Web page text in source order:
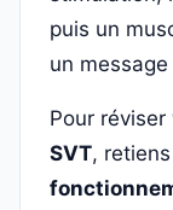
puis un
un
Pour
SVT,